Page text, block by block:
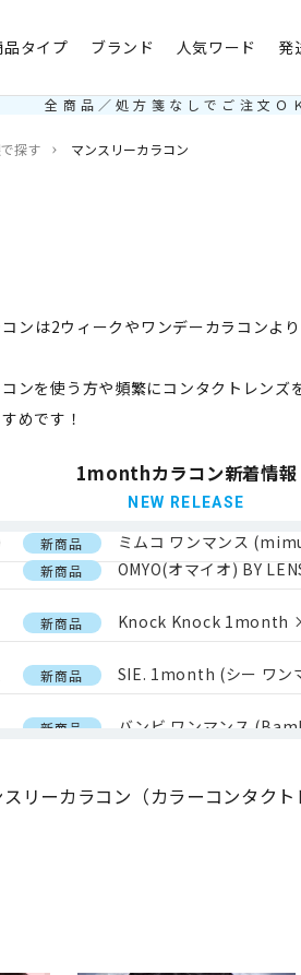
品タイプ ブランド 人気ワード 発
全商品／処方箋なしでご注文Ｏ
探す マンスリーカラコン
ンは2ウィークやワンデーカラコンよ
ンを使う方や頻繁にコンタクトレンズ
めです！
1monthカラコン新着情報
NEW RELEASE
新商品 ミムコ ワンマンス
新商品 OMYO(オマイオ) BY
新商品 Knock Knock 1month
新商品 SIE. 1month (シー ワン
新商品 バンビ ワンマンス
スリーカラコン（カラーコンタク